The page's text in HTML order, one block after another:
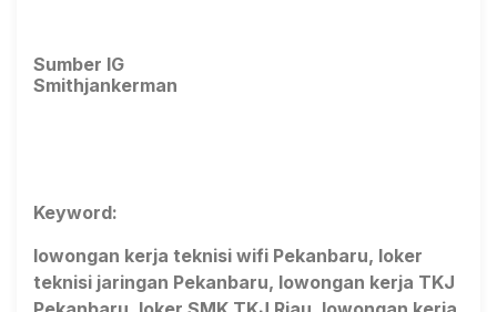
Sumber IG
Smithjankerman
Keyword:
lowongan kerja teknisi wifi Pekanbaru, loker
teknisi jaringan Pekanbaru, lowongan kerja TKJ